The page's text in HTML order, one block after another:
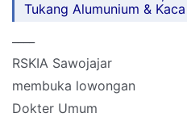
Tukang Alumunium & Kaca
RSKIA Sawojajar
membuka lowongan
Dokter Umum